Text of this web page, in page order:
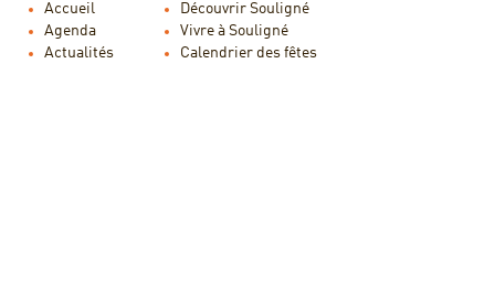
Accueil
Agenda
Actualités
Découvrir Souligné
Vivre à Souligné
Calendrier des fêtes